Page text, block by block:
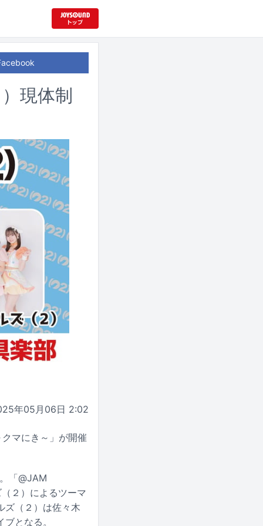
現体制
年05月06日 2:02
マにき～」が開催
「@JAM
２）によるツーマ
ズ（２）は佐々木
となる。